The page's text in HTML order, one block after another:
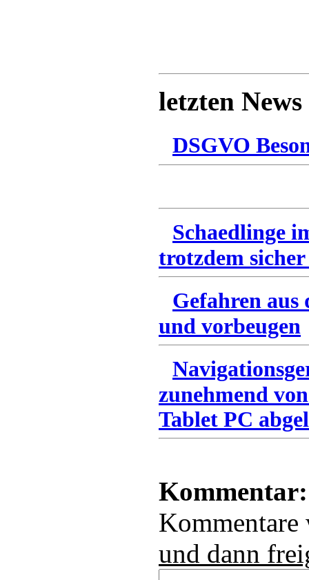
letzten News
DSGVO
Schaedlinge
trotzdem
Gefahren
und vorbeugen
zunehmend
Tablet PC
Kommentar:
und dann